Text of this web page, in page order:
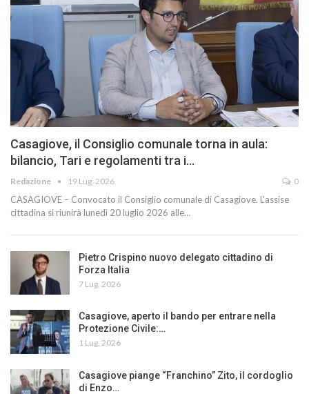
Casagiove, il Consiglio comunale torna in aula:
bilancio, Tari e regolamenti tra i…
Redazione 19 Lug, 2026 0
CASAGIOVE – Convocato il Consiglio comunale di Casagiove. L'assise
cittadina si riunirà lunedì 20 luglio 2026 alle…
Pietro Crispino nuovo delegato cittadino di
Forza Italia
7 Lug, 2026
Casagiove, aperto il bando per entrare nella
Protezione Civile:…
1 Lug, 2026
Casagiove piange “Franchino” Zito, il cordoglio
di Enzo…